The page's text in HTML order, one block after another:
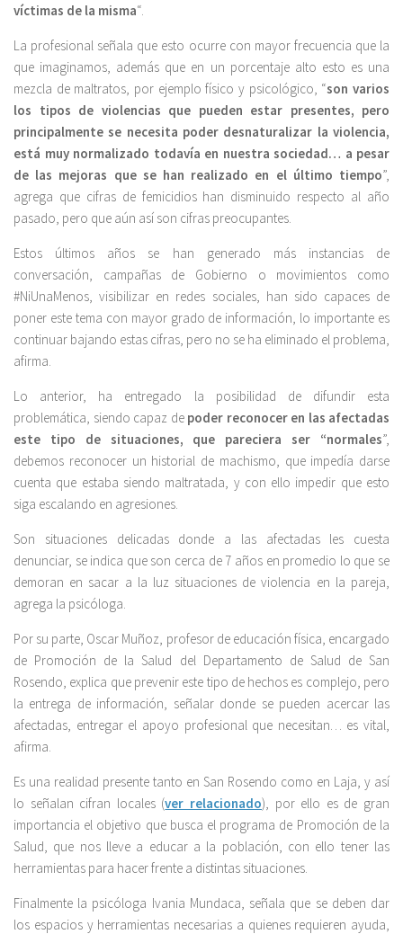
víctimas de la misma“.
La profesional señala que esto ocurre con mayor frecuencia que la
que imaginamos, además que en un porcentaje alto esto es una
mezcla de maltratos, por ejemplo físico y psicológico, “son varios
los tipos de violencias que pueden estar presentes, pero
principalmente se necesita poder desnaturalizar la violencia,
está muy normalizado todavía en nuestra sociedad… a pesar
de las mejoras que se han realizado en el último tiempo”,
agrega que cifras de femicidios han disminuido respecto al año
pasado, pero que aún así son cifras preocupantes.
Estos últimos años se han generado más instancias de
conversación, campañas de Gobierno o movimientos como
#NiUnaMenos, visibilizar en redes sociales, han sido capaces de
poner este tema con mayor grado de información, lo importante es
continuar bajando estas cifras, pero no se ha eliminado el problema,
afirma.
Lo anterior, ha entregado la posibilidad de difundir esta
problemática, siendo capaz de poder reconocer en las afectadas
este tipo de situaciones, que pareciera ser “normales”,
debemos reconocer un historial de machismo, que impedía darse
cuenta que estaba siendo maltratada, y con ello impedir que esto
siga escalando en agresiones.
Son situaciones delicadas donde a las afectadas les cuesta
denunciar, se indica que son cerca de 7 años en promedio lo que se
demoran en sacar a la luz situaciones de violencia en la pareja,
agrega la psicóloga.
Por su parte, Oscar Muñoz, profesor de educación física, encargado
de Promoción de la Salud del Departamento de Salud de San
Rosendo, explica que prevenir este tipo de hechos es complejo, pero
la entrega de información, señalar donde se pueden acercar las
afectadas, entregar el apoyo profesional que necesitan… es vital,
afirma.
Es una realidad presente tanto en San Rosendo como en Laja, y así
lo señalan cifran locales (ver relacionado), por ello es de gran
importancia el objetivo que busca el programa de Promoción de la
Salud, que nos lleve a educar a la población, con ello tener las
herramientas para hacer frente a distintas situaciones.
Finalmente la psicóloga Ivania Mundaca, señala que se deben dar
los espacios y herramientas necesarias a quienes requieren ayuda,